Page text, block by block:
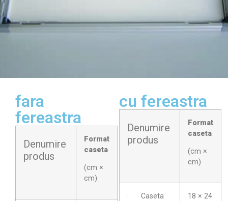
fara
fereastra
Denumire
produs
Format
caseta
(cm ×
cm)
cu fereastra
Denumire
produs
Format
caseta
(cm ×
cm)
· Caseta
18 × 24